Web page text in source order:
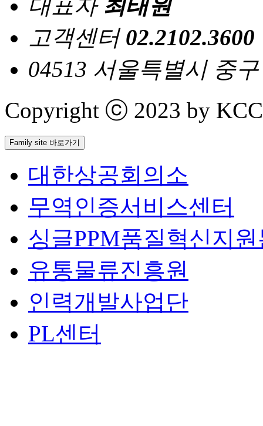
대표자 최태원
고객센터 02.2102.3600
04513 서울특별시 중
Copyright ⓒ 2023 by
Family site 바로가기
대한상공회의소
무역인증서비스센터
싱글PPM품질혁신지
유통물류진흥원
인력개발사업단
PL센터